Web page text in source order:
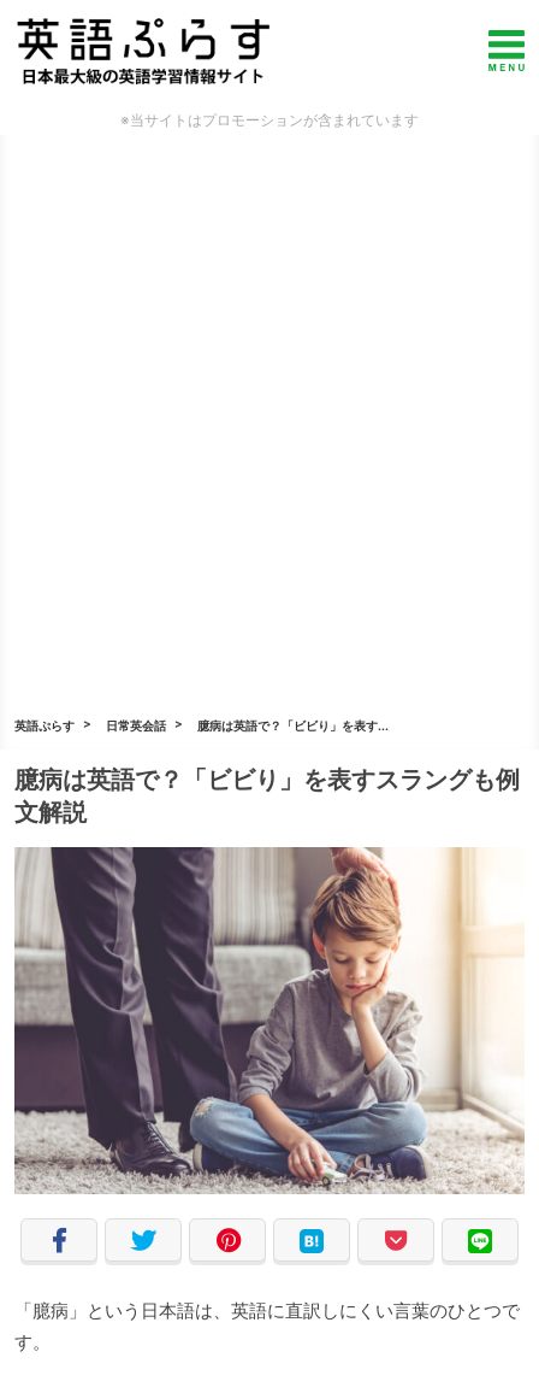
※当サイトはプロモーションが含まれています
英語ぷらす 日常英会話 臆病は英語で？「ビビり」を表す...
臆病は英語で？「ビビり」を表すスラングも例
文解説
「臆病」という日本語は、英語に直訳しにくい言葉のひとつで
す。